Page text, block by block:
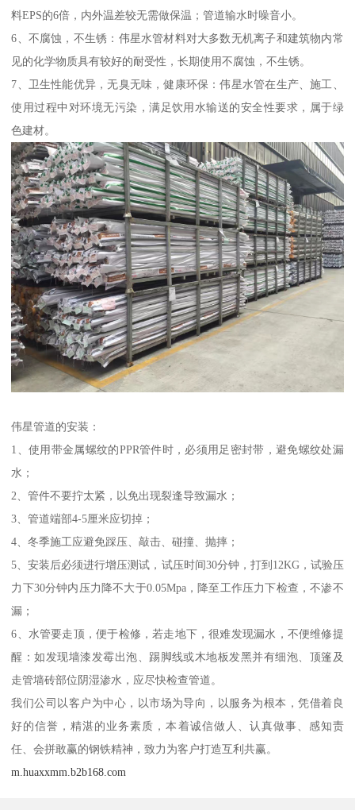
料EPS的6倍，内外温差较无需做保温；管道输水时噪音小。
6、不腐蚀，不生锈：伟星水管材料对大多数无机离子和建筑物内常
见的化学物质具有较好的耐受性，长期使用不腐蚀，不生锈。
7、卫生性能优异，无臭无味，健康环保：伟星水管在生产、施工、
使用过程中对环境无污染，满足饮用水输送的安全性要求，属于绿
色建材。
伟星管道的安装：
1、使用带金属螺纹的PPR管件时，必须用足密封带，避免螺纹处漏
水；
2、管件不要拧太紧，以免出现裂逢导致漏水；
3、管道端部4-5厘米应切掉；
4、冬季施工应避免踩压、敲击、碰撞、抛摔；
5、安装后必须进行增压测试，试压时间30分钟，打到12KG，试验压
力下30分钟内压力降不大于0.05Mpa，降至工作压力下检查，不渗不
漏；
6、水管要走顶，便于检修，若走地下，很难发现漏水，不便维修提
醒：如发现墙漆发霉出泡、踢脚线或木地板发黑并有细泡、顶篷及
走管墙砖部位阴湿渗水，应尽快检查管道。
我们公司以客户为中心，以市场为导向，以服务为根本，凭借着良
好的信誉，精湛的业务素质，本着诚信做人、认真做事、感知责
任、会拼敢赢的钢铁精神，致力为客户打造互利共赢。
m.huaxxmm.b2b168.com